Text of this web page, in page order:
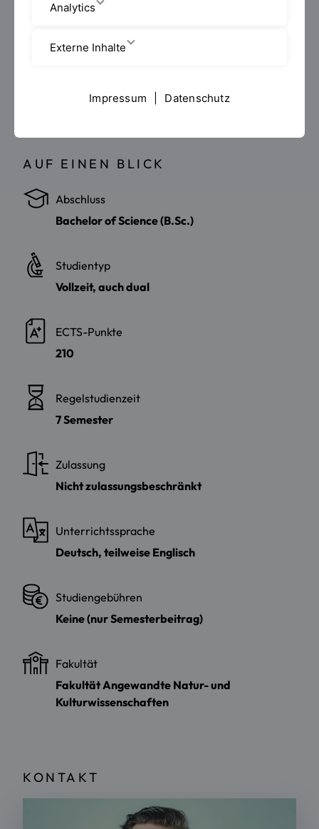
AUF EINEN BLICK
Abschluss
Bachelor of Science (B.Sc.)
Studientyp
Vollzeit, auch dual
ECTS-Punkte
210
Regelstudienzeit
7 Semester
Zulassung
Nicht zulassungsbeschränkt
Unterrichtssprache
Deutsch, teilweise Englisch
Studiengebühren
Keine (nur Semesterbeitrag)
Fakultät
Fakultät Angewandte Natur- und
Kulturwissenschaften
KONTAKT
Analytics
Externe Inhalte
Impressum Datenschutz